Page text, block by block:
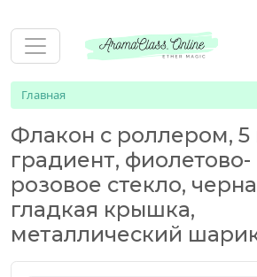
Главная
Флакон с роллером, 5
градиент, фиолетово-
розовое стекло,
гладкая крышка,
металлический